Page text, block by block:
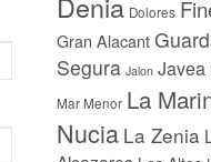
Dolores
Gran Alacant
Segura Jalon Javea
Mar Menor La
Nucia La Zenia